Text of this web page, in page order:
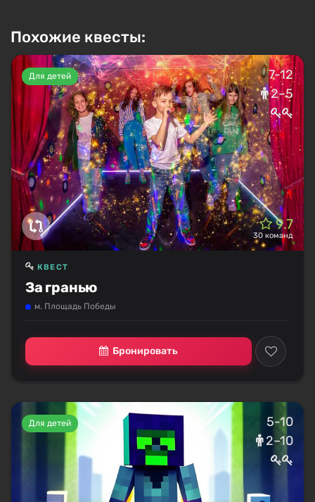
Похожие квесты:
Для детей
7-12
2–5
9.7
30 команд
За гранью
КВЕСТ
м. Площадь Победы
Бронировать
Для детей
5-10
2–10